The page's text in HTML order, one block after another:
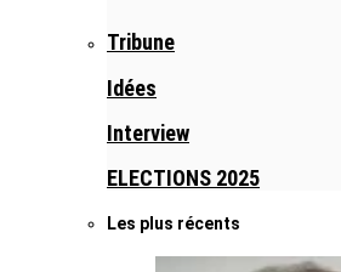
Tribune
Idées
Interview
ELECTIONS 2025
Les plus récents